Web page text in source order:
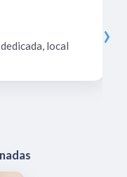
local
›